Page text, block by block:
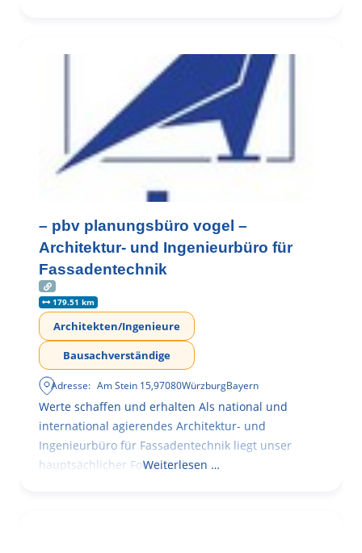
– pbv planungsbüro vogel –
Architektur- und Ingenieurbüro für
Fassadentechnik
179.51 km
Architekten/Ingenieure
Bausachverständige
Adresse: Am Stein 15,97080WürzburgBayern
Werte schaffen und erhalten Als national und
international agierendes Architektur- und
Ingenieurbüro für Fassadentechnik liegt unser
hauptsächlicher Fokus in der
Weiterlesen …